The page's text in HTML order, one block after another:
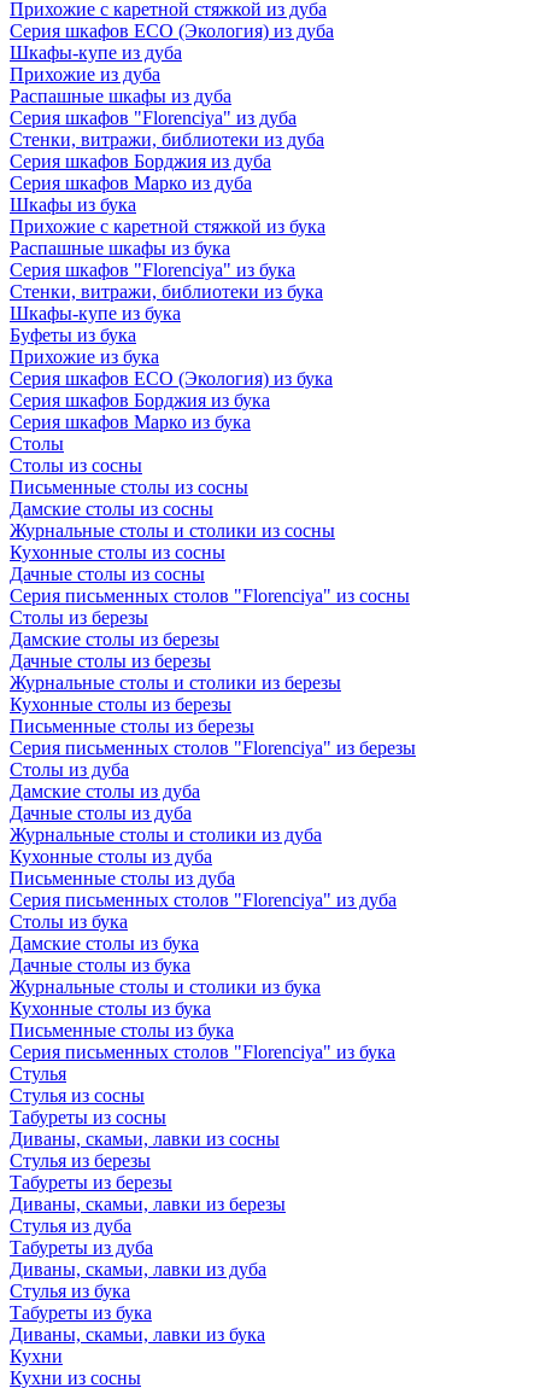
Прихожие с каретной стяжкой из дуба
Серия шкафов ECO (Экология) из дуба
Шкафы-купе из дуба
Прихожие из дуба
Распашные шкафы из дуба
Серия шкафов "Florenciya" из дуба
Стенки, витражи, библиотеки из дуба
Серия шкафов Борджия из дуба
Серия шкафов Марко из дуба
Шкафы из бука
Прихожие с каретной стяжкой из бука
Распашные шкафы из бука
Серия шкафов "Florenciya" из бука
Стенки, витражи, библиотеки из бука
Шкафы-купе из бука
Буфеты из бука
Прихожие из бука
Серия шкафов ECO (Экология) из бука
Серия шкафов Борджия из бука
Серия шкафов Марко из бука
Столы
Столы из сосны
Письменные столы из сосны
Дамские столы из сосны
Журнальные столы и столики из сосны
Кухонные столы из сосны
Дачные столы из сосны
Серия письменных столов "Florenciya" из сосны
Столы из березы
Дамские столы из березы
Дачные столы из березы
Журнальные столы и столики из березы
Кухонные столы из березы
Письменные столы из березы
Серия письменных столов "Florenciya" из березы
Столы из дуба
Дамские столы из дуба
Дачные столы из дуба
Журнальные столы и столики из дуба
Кухонные столы из дуба
Письменные столы из дуба
Серия письменных столов "Florenciya" из дуба
Столы из бука
Дамские столы из бука
Дачные столы из бука
Журнальные столы и столики из бука
Кухонные столы из бука
Письменные столы из бука
Серия письменных столов "Florenciya" из бука
Стулья
Стулья из сосны
Табуреты из сосны
Диваны, скамьи, лавки из сосны
Стулья из березы
Табуреты из березы
Диваны, скамьи, лавки из березы
Стулья из дуба
Табуреты из дуба
Диваны, скамьи, лавки из дуба
Стулья из бука
Табуреты из бука
Диваны, скамьи, лавки из бука
Кухни
Кухни из сосны